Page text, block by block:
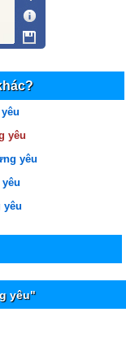
yêu
yêu
yêu
yêu"